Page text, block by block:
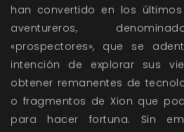
han convertido en los
aventureros,
«prospectores», que se
intención de explorar sus
obtener remanentes de
o fragmentos de Xion que
para hacer fortuna. Sin